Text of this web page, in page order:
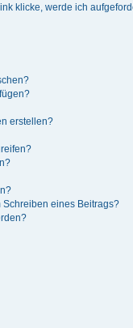
klicke, werde ich
erstellen?
Schreiben eines Beitrags?